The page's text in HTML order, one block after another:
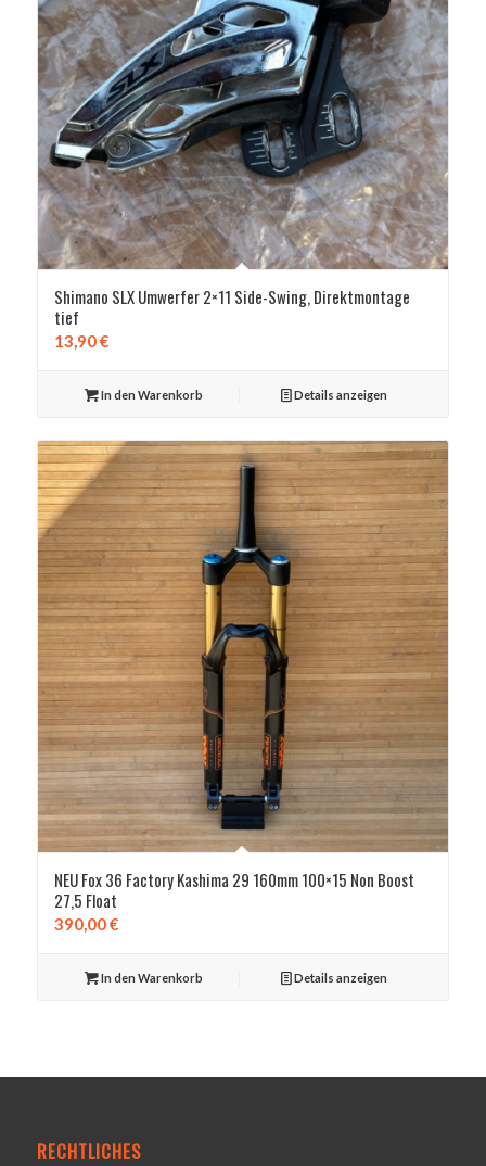
Shimano SLX Umwerfer 2×11 Side-Swing, Direktmontage
tief
13,90€
In den Warenkorb Details anzeigen
NEU Fox 36 Factory Kashima 29 160mm 100×15 Non Boost
27,5 Float
390,00€
In den Warenkorb Details anzeigen
RECHTLICHES